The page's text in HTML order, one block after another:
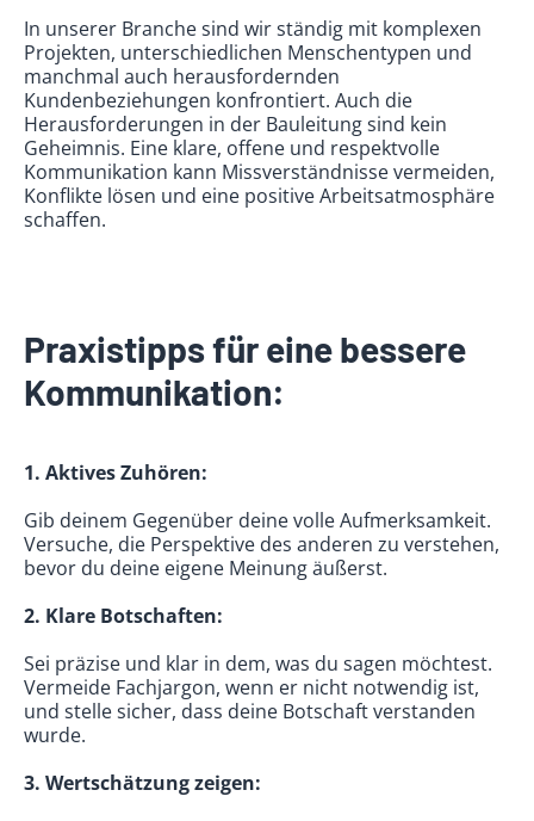
In unserer Branche sind wir ständig mit komplexen
Projekten, unterschiedlichen Menschentypen und
manchmal auch herausfordernden
Kundenbeziehungen konfrontiert. Auch die
Herausforderungen in der Bauleitung sind kein
Geheimnis. Eine klare, offene und respektvolle
Kommunikation kann Missverständnisse vermeiden,
Konflikte lösen und eine positive Arbeitsatmosphäre
schaffen.
Praxistipps für eine bessere
Kommunikation:
1. Aktives Zuhören:
Gib deinem Gegenüber deine volle Aufmerksamkeit.
Versuche, die Perspektive des anderen zu verstehen,
bevor du deine eigene Meinung äußerst.
2. Klare Botschaften:
Sei präzise und klar in dem, was du sagen möchtest.
Vermeide Fachjargon, wenn er nicht notwendig ist,
und stelle sicher, dass deine Botschaft verstanden
wurde.
3. Wertschätzung zeigen: